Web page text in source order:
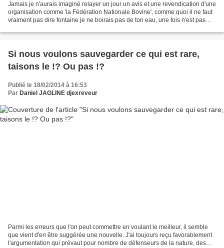
Jamais je n'aurais imaginé relayer un jour un avis et une revendication d'une
organisation comme 'la Fédération Nationale Bovine', comme quoi il ne faut
vraiment pas dire fontaine je ne boirais pas de ton eau, une fois n'est pas
Si nous voulons sauvegarder ce qui est rare,
taisons le !? Ou pas !?
Publié le 18/02/2014 à 16:53
Par Daniel JAGLINE djexreveur
Parmi les erreurs que l'on peut commettre en voulant le meilleur, il semble
que vient d'en être suggérée une nouvelle. J'ai toujours reçu favorablement
l'argumentation qui prévaut pour nombre de défenseurs de la nature, des